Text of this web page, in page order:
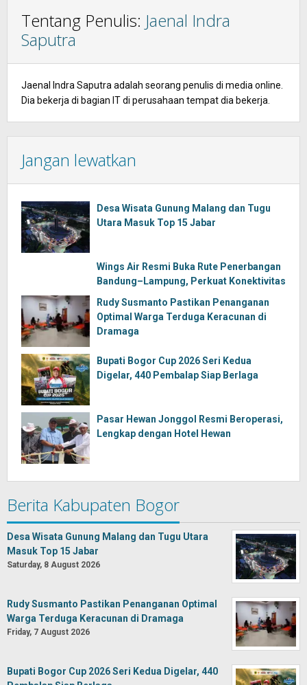
Tentang Penulis: Jaenal Indra
Saputra
Jaenal Indra Saputra adalah seorang penulis di media online.
Dia bekerja di bagian IT di perusahaan tempat dia bekerja.
Jangan lewatkan
Desa Wisata Gunung Malang dan Tugu
Utara Masuk Top 15 Jabar
Wings Air Resmi Buka Rute Penerbangan
Bandung–Lampung, Perkuat Konektivitas
Rudy Susmanto Pastikan Penanganan
Optimal Warga Terduga Keracunan di
Dramaga
Bupati Bogor Cup 2026 Seri Kedua
Digelar, 440 Pembalap Siap Berlaga
Pasar Hewan Jonggol Resmi Beroperasi,
Lengkap dengan Hotel Hewan
Berita Kabupaten Bogor
Desa Wisata Gunung Malang dan Tugu Utara
Masuk Top 15 Jabar
Saturday, 8 August 2026
Rudy Susmanto Pastikan Penanganan Optimal
Warga Terduga Keracunan di Dramaga
Friday, 7 August 2026
Bupati Bogor Cup 2026 Seri Kedua Digelar, 440